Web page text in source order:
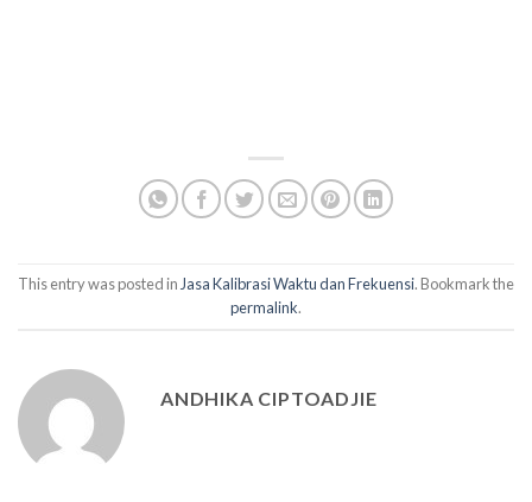
This entry was posted in Jasa Kalibrasi Waktu dan Frekuensi. Bookmark the
permalink.
ANDHIKA CIPTOADJIE